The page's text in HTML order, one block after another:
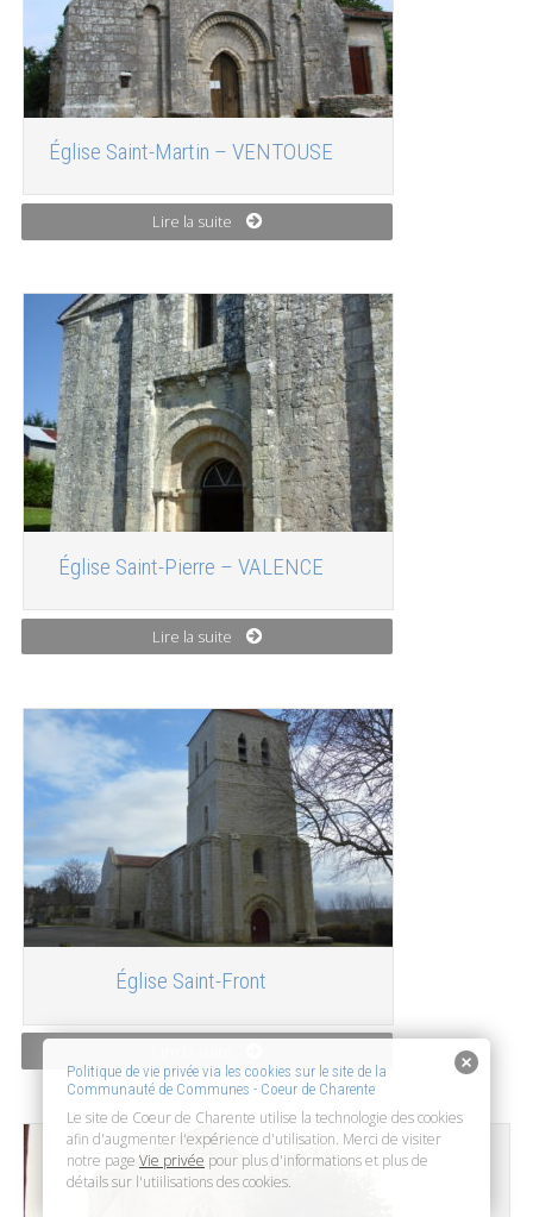
Église Saint-Martin – VENTOUSE
Lire la suite
Église Saint-Pierre – VALENCE
Lire la suite
Église Saint-Front
Politique de vie privée via les cookies sur le site de la
Communauté de Communes - Coeur de Charente
Le site de Coeur de Charente utilise la technologie des cookies
afin d'augmenter l'expérience d'utilisation. Merci de visiter
notre page Vie privée pour plus d'informations et plus de
détails sur l'utiilisations des cookies.